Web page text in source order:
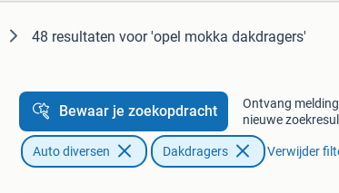
48 resultaten voor 'opel mokka dakdragers'
Bewaar je zoekopdracht
Ontvang
nieuwe
Auto diversen Dakdragers Verwijder